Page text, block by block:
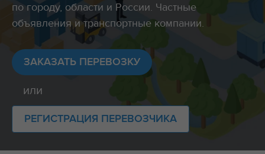
по городу, области и России. Частные
объявления и транспортные компании.
ЗАКАЗАТЬ ПЕРЕВОЗКУ
или
РЕГИСТРАЦИЯ ПЕРЕВОЗЧИКА